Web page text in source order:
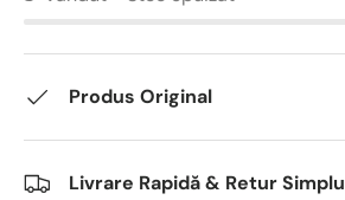
Produs Original
Livrare Rapidă & Retur Simplu